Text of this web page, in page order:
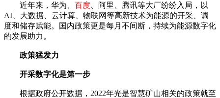
近年来，华为、 百度 、阿里、腾讯等大厂纷纷入局，以
AI、大数据、云计算、物联网等高新技术为能源的开采、调
度和储存赋能。国内政策更是每月不间断，持续为能源数字化
的发展助力。
政策猛发力
开采数字化是第一步
根据政府公开数据，2022年光是智慧矿山相关的政策就至